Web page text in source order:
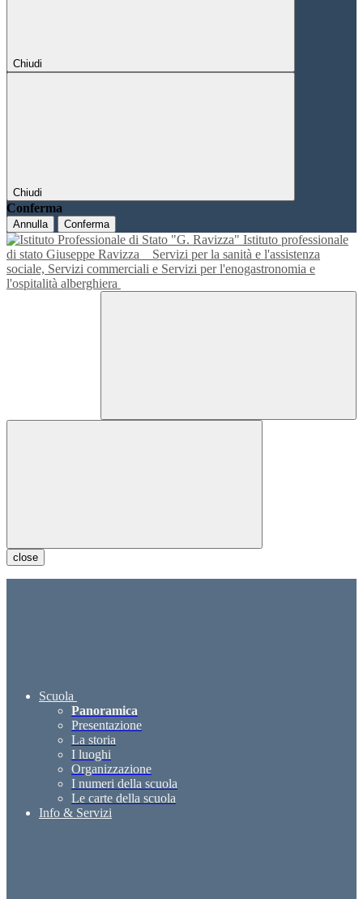
Chiudi
Chiudi
Conferma
Annulla Conferma
Istituto professionale
di stato Giuseppe Ravizza
Servizi per la sanità e l'assistenza
sociale, Servizi commerciali e Servizi per l'enogastronomia e
l'ospitalità alberghiera
close
Scuola
Panoramica
Presentazione
La storia
I luoghi
Organizzazione
I numeri della scuola
Le carte della scuola
Info & Servizi